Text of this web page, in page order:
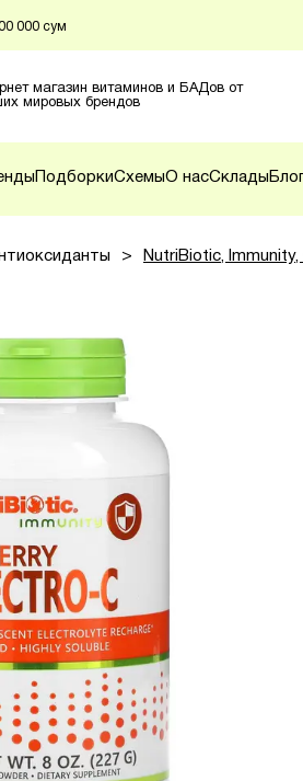
000 сум
магазин витаминов и БАДов от
мировых брендов
ПодборкиСхемыО насСклады
> NutriBiotic,